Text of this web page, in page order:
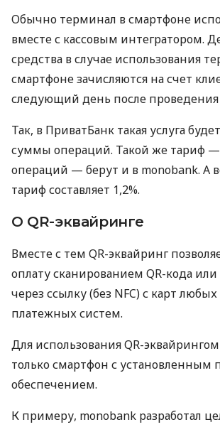
Обычно терминал в смартфоне
вместе с кассовым интегратором.
средства в случае использования
смартфоне зачисляются на счет
следующий день после проведения
Так, в ПриватБанк такая услуга
суммы операций. Такой же тариф
операций — берут и в monobank. А
тариф составляет 1,2%.
О QR-эквайринге
Вместе с тем QR-эквайринг
оплату сканированием QR-кода
через ссылку (без NFC) с карт
платежных систем.
Для использования QR-
только смартфон с
обеспечением.
К примеру, monobank разработал